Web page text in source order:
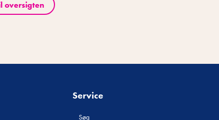
oversigten
Service
Søg